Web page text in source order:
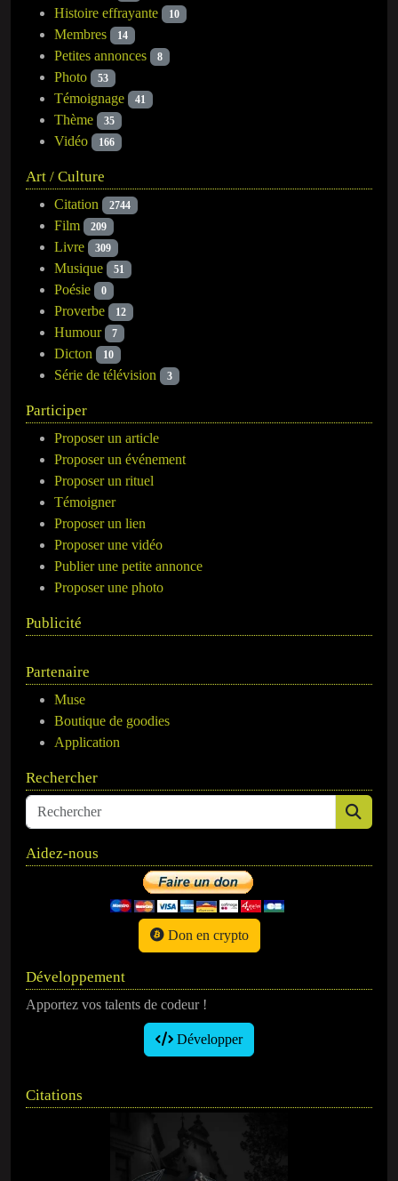
Histoire effrayante 10
Membres 14
Petites annonces 8
Photo 53
Témoignage 41
Thème 35
Vidéo 166
Art / Culture
Citation 2744
Film 209
Livre 309
Musique 51
Poésie 0
Proverbe 12
Humour 7
Dicton 10
Série de télévision 3
Participer
Proposer un article
Proposer un événement
Proposer un rituel
Témoigner
Proposer un lien
Proposer une vidéo
Publier une petite annonce
Proposer une photo
Publicité
Partenaire
Muse
Boutique de goodies
Application
Rechercher
Aidez-nous
Don en crypto
Développement
Apportez vos talents de codeur !
Développer
Citations